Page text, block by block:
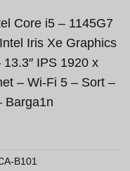
Core i5 – 1145G7
Iris Xe Graphics
IPS 1920 x
– Wi-Fi 5 – Sort –
Barga1n
B101